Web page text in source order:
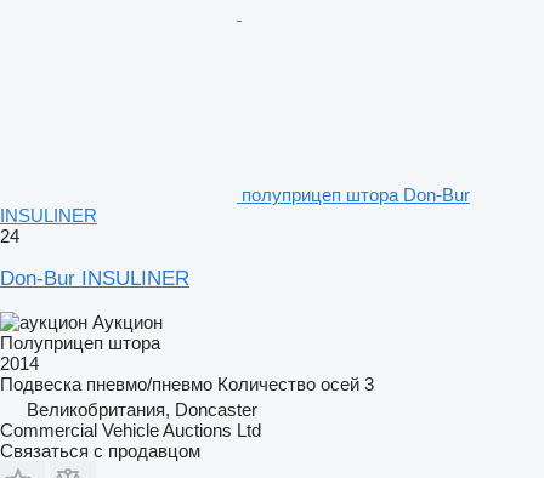
полуприцеп штора Don-Bur
INSULINER
24
Don-Bur INSULINER
Аукцион
Полуприцеп штора
2014
Подвеска пневмо/пневмо Количество осей 3
Великобритания, Doncaster
Commercial Vehicle Auctions Ltd
Связаться с продавцом